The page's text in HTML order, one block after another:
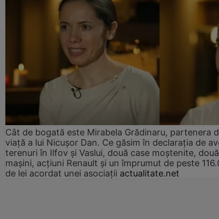
Cât de bogată este Mirabela Grădinaru, partenera
viață a lui Nicușor Dan. Ce găsim în declarația de
terenuri în Ilfov și Vaslui, două case moștenite, două
mașini, acțiuni Renault și un împrumut de peste
de lei acordat unei asociații actualitate.net